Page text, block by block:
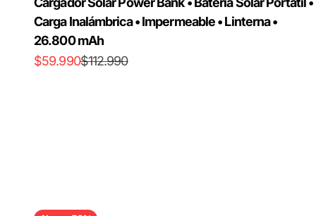
Carga Inalámbrica • Impermeable • Linterna •
26.800 mAh
Precio de oferta
$59.990Precio normal
$112.990